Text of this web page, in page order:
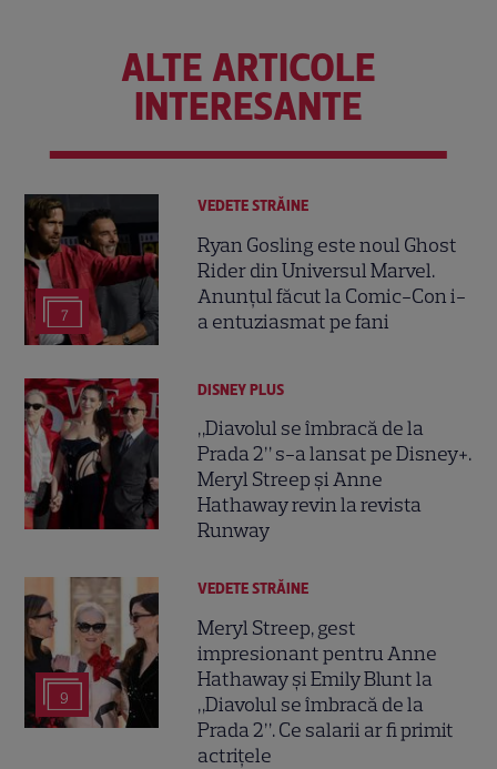
ALTE ARTICOLE
INTERESANTE
7
VEDETE STRĂINE
Ryan Gosling este noul Ghost
Rider din Universul Marvel.
Anunțul făcut la Comic-Con i-
a entuziasmat pe fani
DISNEY PLUS
„Diavolul se îmbracă de la
Prada 2” s-a lansat pe Disney+.
Meryl Streep și Anne
Hathaway revin la revista
Runway
9
VEDETE STRĂINE
Meryl Streep, gest
impresionant pentru Anne
Hathaway și Emily Blunt la
„Diavolul se îmbracă de la
Prada 2”. Ce salarii ar fi primit
actrițele